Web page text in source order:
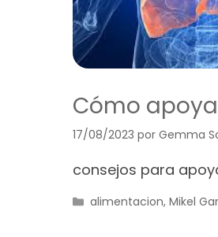
Cómo
17/08/2023 por Gemma
consejos para
Categorías
alimentacion,Mikel